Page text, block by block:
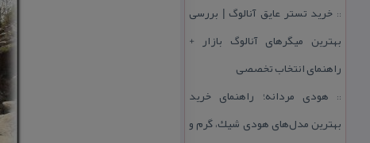
:: خرید تستر عایق آنالوگ | بررسی
بهترین میگرهای آنالوگ بازار +
راهنمای انتخاب تخصصی
:: هودی مردانه؛ راهنمای خرید
بهترین مدل‌های هودی شیك، گرم و